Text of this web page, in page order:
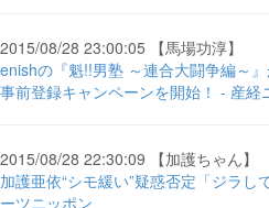
2015/08/28 23:00:05 【馬場功淳】
enishの『魁!!男塾 ～連合大闘争編～
事前登録キャンペーンを開始！ - 産経
2015/08/28 22:30:09 【加護ちゃん】
加護亜依“シモ緩い”疑惑否定「ジラ
ーツニッポン